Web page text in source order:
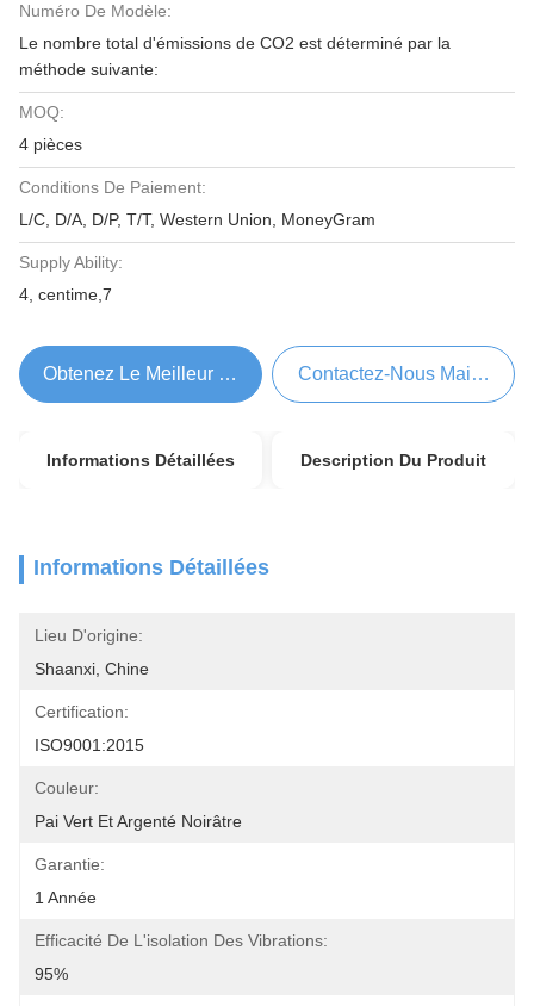
Numéro De Modèle:
Le nombre total d'émissions de CO2 est déterminé par la
méthode suivante:
MOQ:
4 pièces
Conditions De Paiement:
L/C, D/A, D/P, T/T, Western Union, MoneyGram
Supply Ability:
4, centime,7
Obtenez Le Meilleur Prix Contactez-Nous Maintenant
Informations Détaillées Description Du Produit
Informations Détaillées
Lieu D'origine:
Shaanxi, Chine
Certification:
ISO9001:2015
Couleur:
Pai Vert Et Argenté Noirâtre
Garantie:
1 Année
Efficacité De L'isolation Des Vibrations:
95%